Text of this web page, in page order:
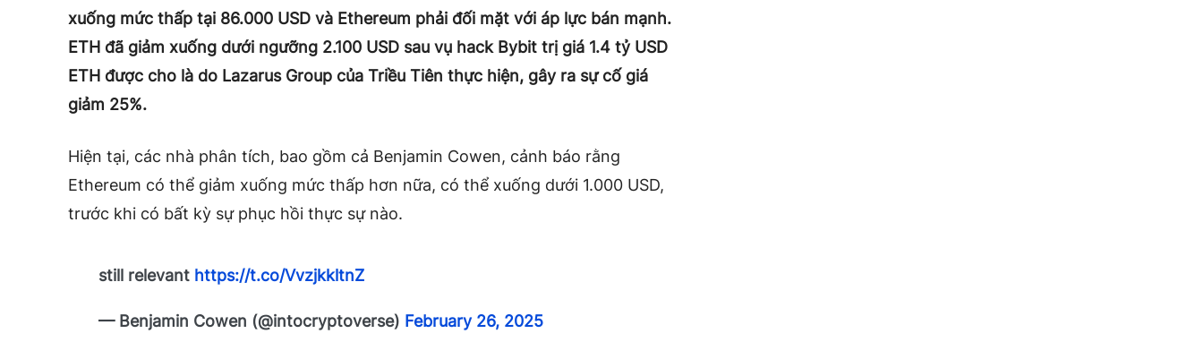
xuống mức thấp tại 86.000 USD và Ethereum phải đối mặt với áp lực bán mạnh.
ETH đã giảm xuống dưới ngưỡng 2.100 USD sau vụ hack Bybit trị giá 1.4 tỷ USD
ETH được cho là do Lazarus Group của Triều Tiên thực hiện, gây ra sự cố giá
giảm 25%.
Hiện tại, các nhà phân tích, bao gồm cả Benjamin Cowen, cảnh báo rằng
Ethereum có thể giảm xuống mức thấp hơn nữa, có thể xuống dưới 1.000 USD,
trước khi có bất kỳ sự phục hồi thực sự nào.
still relevant https://t.co/VvzjkkltnZ
— Benjamin Cowen (@intocryptoverse) February 26, 2025